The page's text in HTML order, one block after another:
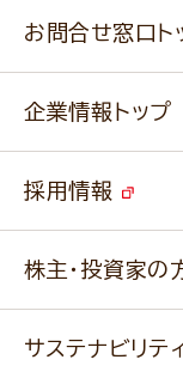
みなさまのレシピは
ふっくらパンをつく
キャンペーン
ニップンの アマニ 業
ベジカフェブランドサ
お問合せ窓口ト
改善事例
業務用商品のお問
企業情報トップ
事業紹介
経営理念・経営方針・
採用情報
株主・投資家の
サステナビリテ